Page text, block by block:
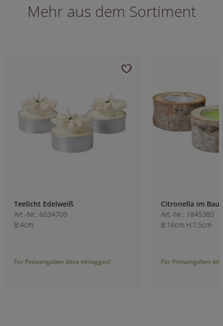
Mehr aus dem Sortiment
Teelicht Edelweiß
Art.-Nr.: 6034700
B:4cm
Für Preisangaben bitte einloggen!
Citronella im
Art.-Nr.: 1845380
B:16cm H:7.5cm
Für Preisangaben